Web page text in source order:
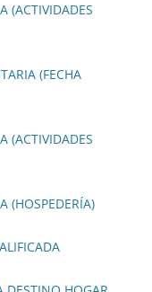
(ACTIVIDADES
(FECHA
(ACTIVIDADES
(HOSPEDERÍA)